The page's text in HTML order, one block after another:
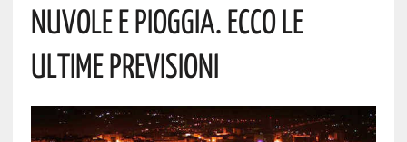
Nuvole E Pioggia. Ecco Le
Ultime Previsioni